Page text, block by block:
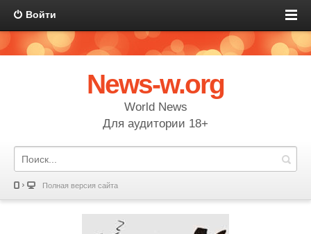
Войти
News-w.org
World News
Для аудитории 18+
Полная версия сайта